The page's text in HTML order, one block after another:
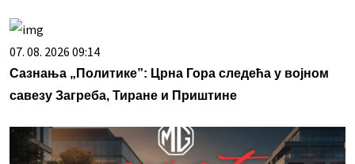
07. 08. 2026 09:14
Сазнања „Политике”: Црна Гора следећа у војном
савезу Загреба, Тиране и Приштине